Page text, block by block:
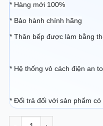
* Hàng mới 100%
* Bảo hành chính hãng
* Thân bếp được làm bằng
* Hệ thống vỏ cách điện an
* Đổi trả đối với sản phẩm
Bếp chiên nhúng điện đơn